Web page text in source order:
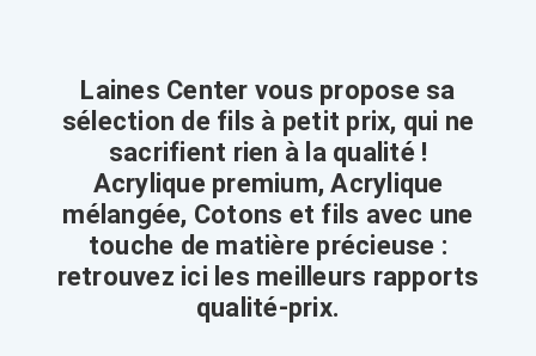
Laines Center vous propose sa
sélection de fils à petit prix, qui ne
sacrifient rien à la qualité !
Acrylique premium, Acrylique
mélangée, Cotons et fils avec une
touche de matière précieuse :
retrouvez ici les meilleurs rapports
qualité-prix.